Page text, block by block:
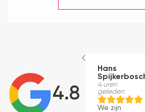
4.8
Hans
4 uren
geleden
We zijn